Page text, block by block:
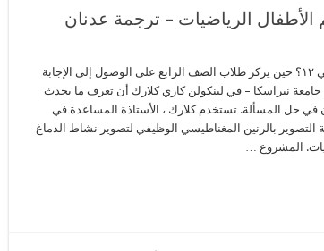
الرياضيات – ترجمة عدنان
ما نتيجة ضرب العدد ٧٢ في ١٢؟ حين يركز طلاب الصف الرابع على الوصول إلى الإجابة
جامعة نبراسكا – في لينكولن كاري كلارك أن تعرف ما يحدث
حل المسألة. تستخدم كلارك ، الأستاذة المساعدة في
التصوير بالرنين المغناطيسي الوظيفي لتصوير نشاط الدماغ
المشروع …